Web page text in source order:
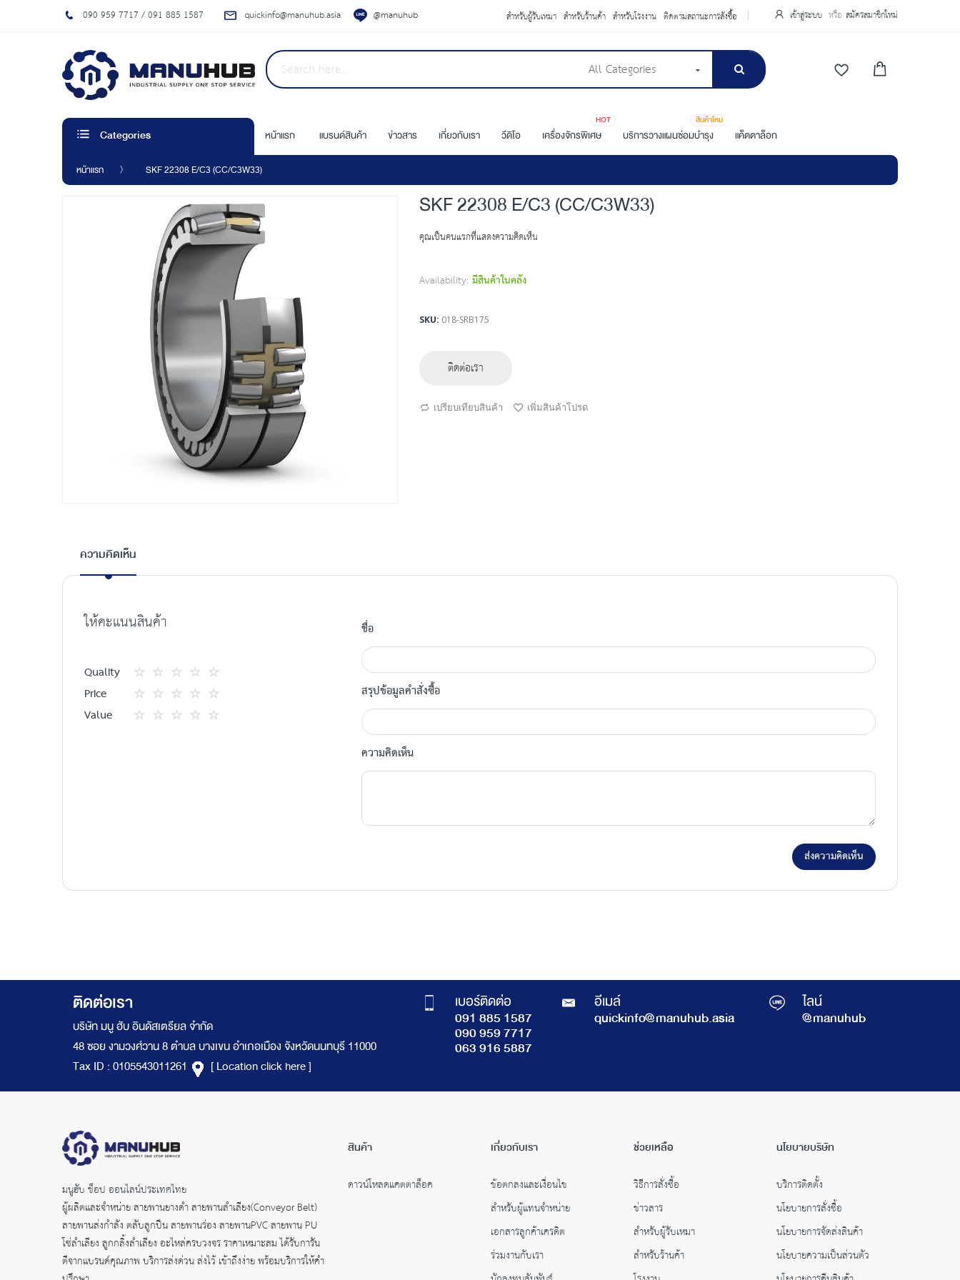
090 959 7717 / 091 885 1587 quickinfo@manuhub.asia @manuhub สำหรับผู้รับเหมา สำหรับร้านค้า สำหรับโรงงาน ติดตามสถานะการสั่งซื้อ เข้าสู่ระบบ สมัครสมาชิกใหม่
All Categories
Categories หน้าแรก แบรนด์สินค้า ข่าวสาร เกี่ยวกับเรา วีดิโอ เครื่องจักรพิเศษ
HOT
บริการวางแผนซ่อมบำรุง
สินค้าใหม่
แค็ตตาล็อก
หน้าแรก SKF 22308 E/C3 (CC/C3W33)
beginning
of
images
gallery
SKF 22308 E/C3 (CC/C3W33)
คุณเป็นคนแรกที่แสดงความคิดเห็น
Availability: มีสินค้าในคลัง
SKU 018-SRB175
ติดต่อเรา
เปรียบเทียบสินค้า เพิ่มสินค้าโปรด
ความคิดเห็น
ให้คะแนนสินค้า
Quality
1
star
2
ดาว
3
ดาว
4
ดาว
5
ดาว
Price
1
2
3
4
5
Value
ชื่อ
สรุปข้อมูลคำสั่งซื้อ
ความคิดเห็น
ส่งความคิดเห็น
ติดต่อเรา
บริษัท มนู ฮับ อินดัสเตรียล จำกัด
48 ซอย งามวงศ์วาน 8 ตำบล บางเขน อำเภอเมือง จังหวัดนนทบุรี 11000
Tax ID : 0105543011261
[ Location click here ]
เบอร์ติดต่อ
091 885 1587
090 959 7717
063 916 5887
อีเมล์
quickinfo@manuhub.asia
ไลน์
@manuhub
มนูฮับ ช็อป ออนไลน์ประเทศไทย
ผู้ผลิตและจำหน่ายสายพานยางดำสายพานลำเลียง(Conveyor Belt)
สายพานส่งกำลังตลับลูกปืน สายพานร่อง สายพานPVC สายพาน PU
โซ่ลำเลียง ลูกกลิ้งลำเลียง อะไหล่ครบวงจร ราคาเหมาะสม ได้รับการัน
ตีจากแบรนด์คุณภาพ บริการส่งด่วน ส่งไว้ เข้าถึงง่าย พร้อมบริการให้คำ
สินค้า
ดาวน์โหลดแคตตาล็อค
เกี่ยวกับเรา
ข้อตกลงและเงื่อนไข
สำหรับผู้แทนจำหน่าย
เอกสารลูกค้าเครดิต
ร่วมงานกับเรา
ช่วยเหลือ
วิธีการสั่งซื้อ
ข่าวสาร
สำหรับผู้รับเหมา
สำหรับร้านค้า
นโยบายบริษัท
บริการติดตั้ง
นโยบายการสั่งซื้อ
นโยบายการจัดส่งสินค้า
นโยบายความเป็นส่วนตัว